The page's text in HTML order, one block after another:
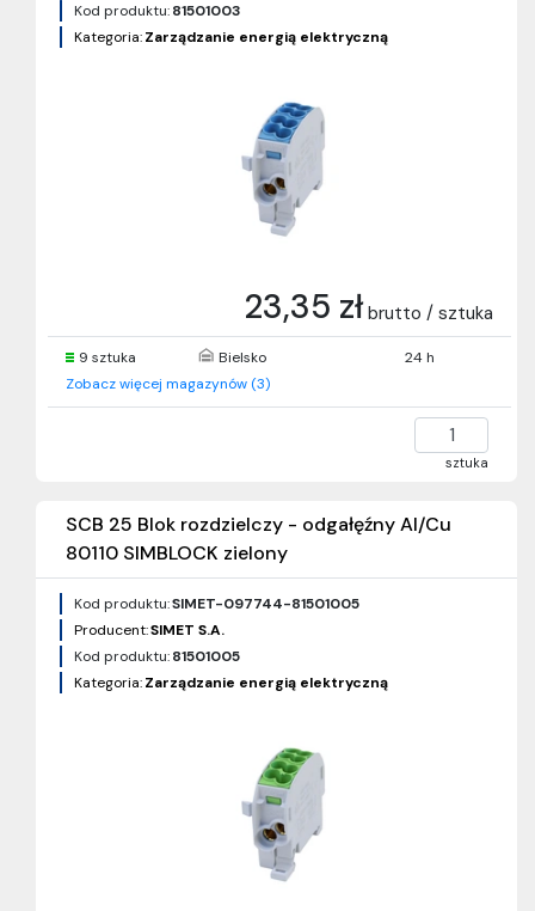
Kod produktu:81501003
Kategoria:Zarządzanie energią elektryczną
23,35 zł brutto / sztuka
9 sztuka Bielsko
24 h
Zobacz więcej magazynów (3)
sztuka
SCB 25 Blok rozdzielczy - odgałęźny Al/Cu
80110 SIMBLOCK zielony
Kod produktu:SIMET-097744-81501005
Producent:SIMET S.A.
Kod produktu:81501005
Kategoria:Zarządzanie energią elektryczną